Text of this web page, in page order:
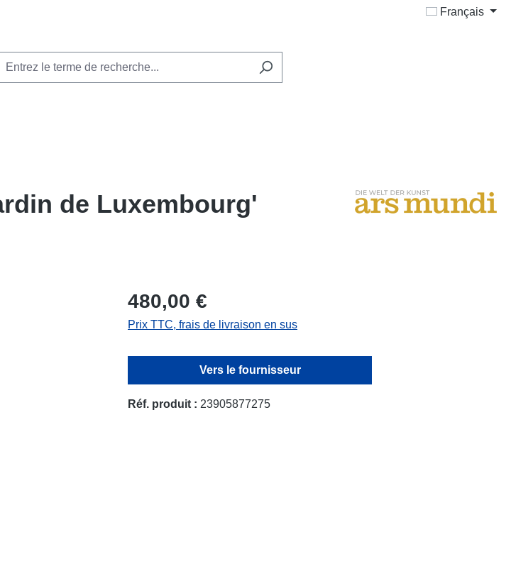
Français
de Luxembourg'
480,00 €
Prix TTC, frais de livraison en sus
Vers le fournisseur
Réf. produit : 23905877275